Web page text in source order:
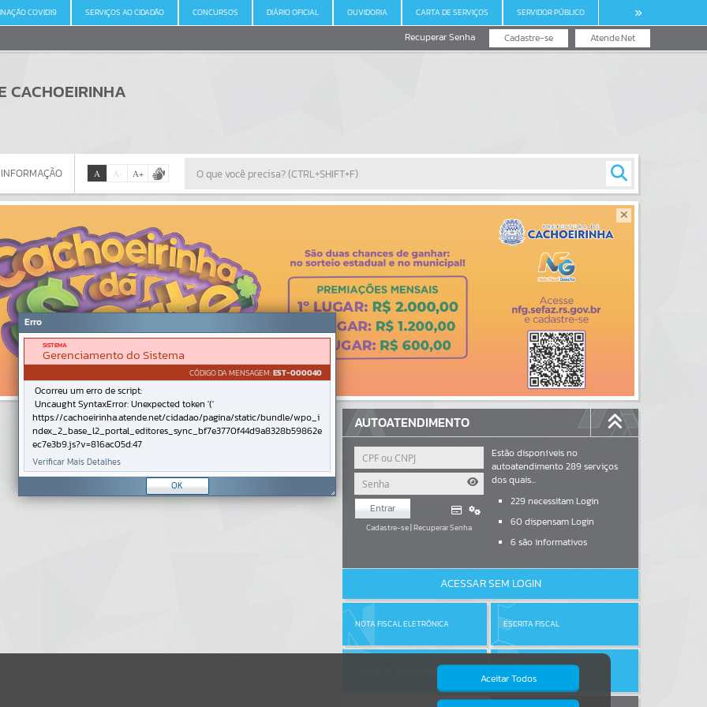
COVID19 SERVIÇOS AO CIDADÃO CONCURSOS DIÁRIO OFICIAL OUVIDORIA CARTA DE SERVIÇOS SERVIDOR PÚBLICO
Atende.Net
Cadastre-se
Recuperar Senha
CACHOEIRINHA
Por favor, aguarde...
A A- A+
AUTOATENDIMENTO
Entrar
Cadastre-se|Recuperar Senha
Estão disponíveis no
autoatendimento289serviços
dos quais...
229 necessitam Login
60 dispensam Login
6são informativos
ACESSAR SEM LOGIN
NOTA FISCAL ELETRÔNICA ESCRITA FISCAL
PORTAL DA TRANSPARÊNCIA
Aceitar Todos
Erro
SISTEMA
Gerenciamento do Sistema
CÓDIGO DA MENSAGEM:EST-000040
Ocorreu um erro de script:
Uncaught SyntaxError: Unexpected token '('
https://cachoeirinha.atende.net/cidadao/pagina/static/bundle/wpo_i
ndex_2_base_l2_portal_editores_sync_bf7e3770f44d9a8328b59862e
ec7e3b9.js?v=816ac05d:47
Verificar Mais Detalhes
OK